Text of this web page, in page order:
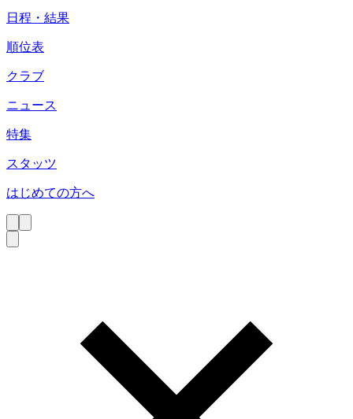
日程・結果
順位表
クラブ
ニュース
特集
スタッツ
はじめての方へ